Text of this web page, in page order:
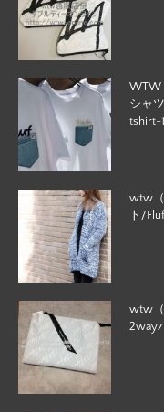
WTW
シャ
tshirt-
wtw
ト/
wtw
2way